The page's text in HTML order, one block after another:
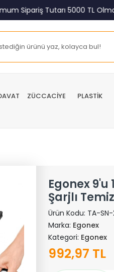
Sipariş Tutarı 5000 TL Olmalıdır.
ZÜCCACİYE PLASTİK
Egonex
Şarjlı
Ürün Kodu: TA-
Marka: Egonex
Kategori: Egonex
992,97 TL